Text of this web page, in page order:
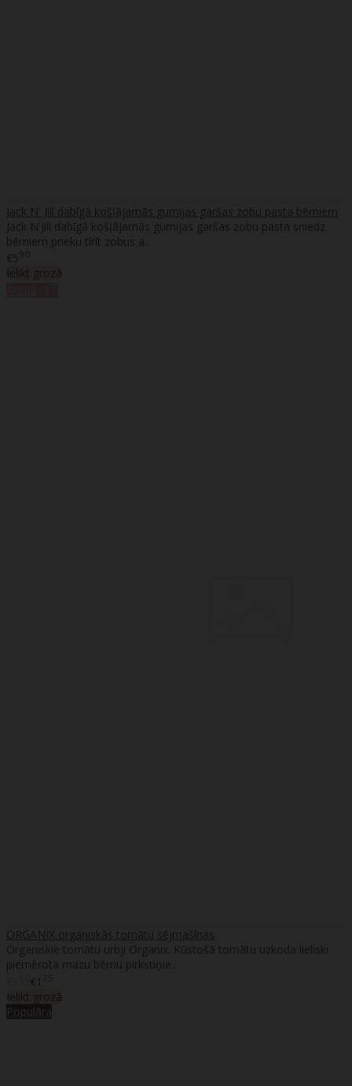
Jack N' Jill dabīgā košļājamās gumijas garšas zobu pasta bērniem
Jack N'Jill dabīgā košļājamās gumijas garšas zobu pasta sniedz
bērniem prieku tīrīt zobus a..
€590
Ielikt grozā
ORGANIX organiskās tomātu sējmašīnas
Organiskie tomātu urbji Organix. Kūstošā tomātu uzkoda lieliski
piemērota mazu bērnu pirkstiņie..
€1 75
Ielikt grozā
Populāra